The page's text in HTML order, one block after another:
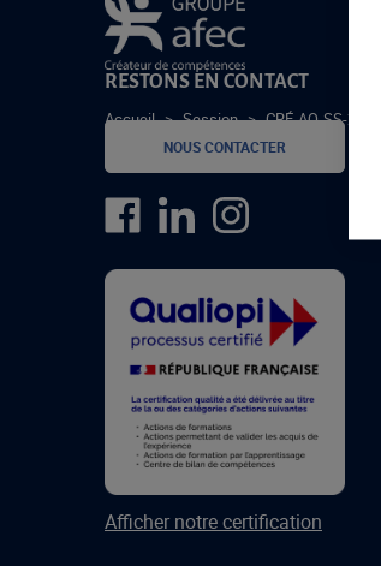
Accueil > Session > CRÉ-AQ-SS-24-
RESTONS EN CONTACT
NOUS CONTACTER
Afficher notre certification